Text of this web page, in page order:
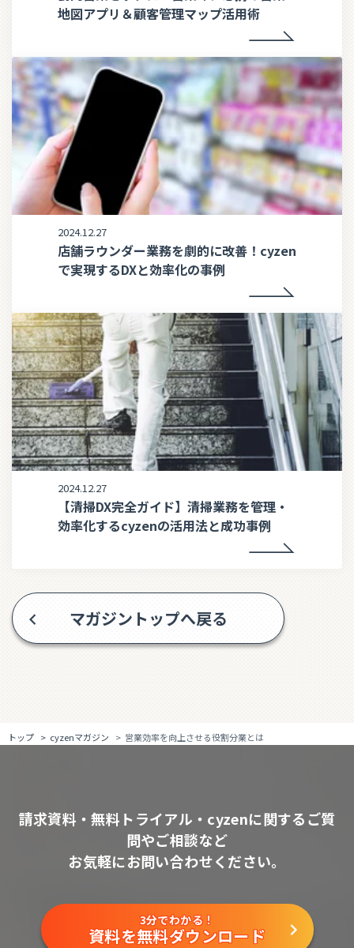
地図アプリ＆顧客管理マップ活用術
2024.12.27
店舗ラウンダー業務を劇的に改善！cyzen
で実現するDXと効率化の事例
2024.12.27
【清掃DX完全ガイド】清掃業務を管理・
効率化するcyzenの活用法と成功事例
マガジントップへ戻る
トップ cyzenマガジン 営業効率を向上させる役割分業とは
請求資料・無料トライアル・cyzenに関するご質
問やご相談など
お気軽にお問い合わせください。
3分でわかる！
資料を無料ダウンロード